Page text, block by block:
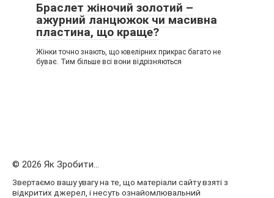
Браслет жіночий золотий –
ажурний ланцюжок чи масивна
пластина, що краще?
Жінки точно знають, що ювелірних прикрас багато не
буває. Тим більше всі вони відрізняються
© 2026 Як Зробити...
Звертаємо вашу увагу на те, що матеріали сайту взяті з
відкритих джерел, і несуть ознайомлювальний